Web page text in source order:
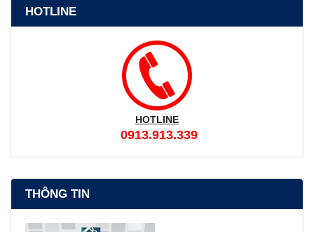
HOTLINE
HOTLINE
0913.913.339
THÔNG TIN